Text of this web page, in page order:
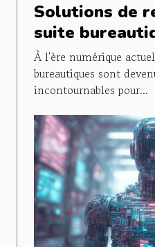
Solutions de
suite
Microsoft Les
les plus
À l'ère numérique
bureautiques sont
incontournables pour...